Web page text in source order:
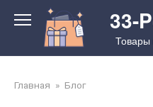
контенту
33-
Товары
Главная » Блог